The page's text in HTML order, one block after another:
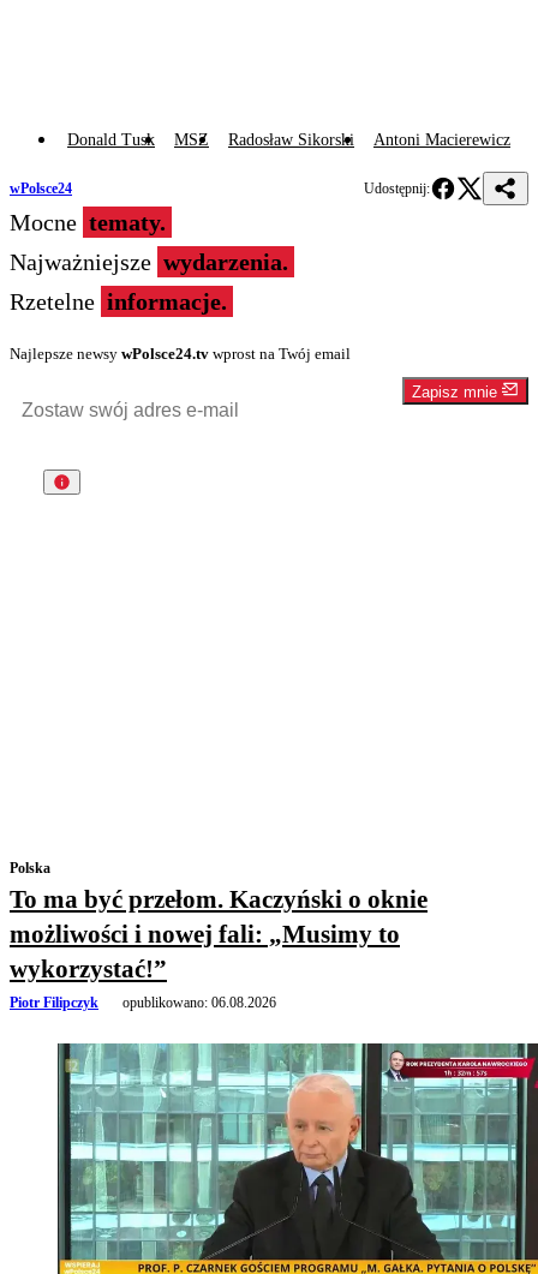
Donald Tusk MSZ Radosław Sikorski Antoni Macierewicz
wPolsce24 Udostępnij:
Mocne tematy.
Najważniejsze wydarzenia.
Rzetelne informacje.
Najlepsze newsy wPolsce24.tv wprost na Twój email
Zapisz mnie
Polska
To ma być przełom. Kaczyński o oknie
możliwości i nowej fali: „Musimy to
wykorzystać!”
Piotr Filipczyk opublikowano: 06.08.2026